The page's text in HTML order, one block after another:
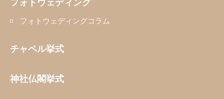
フォトウェディング
フォトウェディングコラム
チャペル挙式
神社仏閣挙式